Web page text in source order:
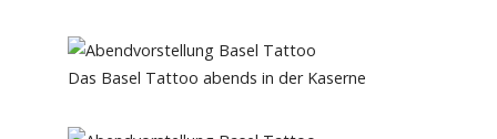
Das Basel Tattoo abends in der Kaserne